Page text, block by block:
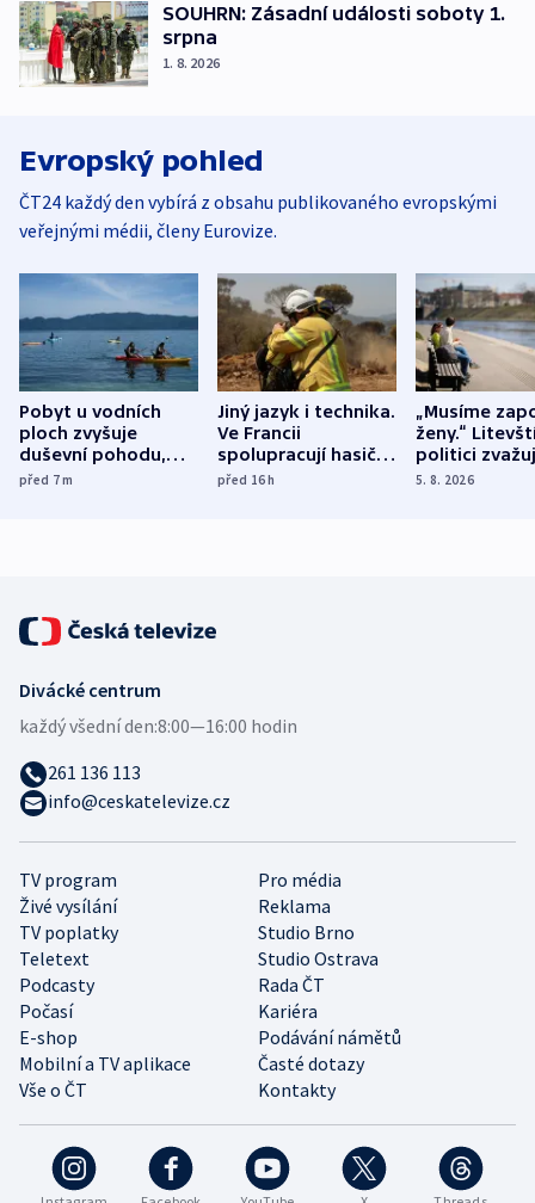
SOUHRN: Zásadní události soboty 1.
srpna
1. 8. 2026
Evropský pohled
ČT24 každý den vybírá z obsahu publikovaného evropskými
veřejnými médii, členy Eurovize.
Pobyt u vodních
ploch zvyšuje
duševní pohodu,
ukázala
před 7m
Jiný jazyk i technika.
Ve Francii
spolupracují hasiči z
různých zemí
před 16h
„Musíme
ženy.“
politici
dohodu o
5. 8. 2026
TV program
Pro média
Živé vysílání
Reklama
TV poplatky
Studio Brno
Teletext
Studio Ostrava
Podcasty
Rada ČT
Počasí
Kariéra
E-shop
Podávání námětů
Mobilní a TV aplikace
Časté dotazy
Vše o ČT
Kontakty
Divácké centrum
každý všední den:8:00—16:00 hodin
261 136 113
info@ceskatelevize.cz